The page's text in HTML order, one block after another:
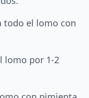
todo el lomo con
lomo por 1-2